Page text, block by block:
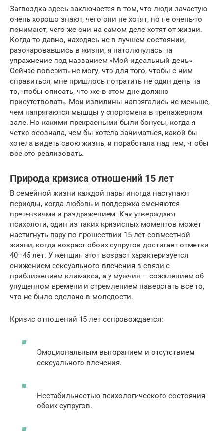
Загвоздка здесь заключается в том, что люди зачастую
очень хорошо знают, чего они не хотят, но не очень-то
понимают, чего же они на самом деле хотят от жизни.
Когда-то давно, находясь не в лучшем состоянии,
разочаровавшись в жизни, я натолкнулась на
упражнение под названием «Мой идеальный день».
Сейчас поверить не могу, что для того, чтобы с ним
справиться, мне пришлось потратить не один день на
то, чтобы описать, что же в этом дне должно
присутствовать. Мои извилины напрягались не меньше,
чем напрягаются мышцы у спортсмена в тренажерном
зале. Но какими прекрасными были бонусы, когда я
четко осознала, чем бы хотела заниматься, какой бы
хотела видеть свою жизнь, и поработала над тем, чтобы
все это реализовать.
Природа кризиса отношений 15 лет
В семейной жизни каждой пары иногда наступают
периоды, когда любовь и поддержка сменяются
претензиями и раздражением. Как утверждают
психологи, один из таких кризисных моментов может
настигнуть пару по прошествии 15 лет совместной
жизни, когда возраст обоих супругов достигает отметки
40–45 лет. У женщин этот возраст характеризуется
снижением сексуального влечения в связи с
приближением климакса, а у мужчин – сожалением об
упущенном времени и стремлением наверстать все то,
что не было сделано в молодости.
Кризис отношений 15 лет сопровождается:
Эмоциональным выгоранием и отсутствием
сексуального влечения.
Нестабильностью психологического состояния
обоих супругов.